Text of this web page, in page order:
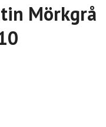
Mörkgrå